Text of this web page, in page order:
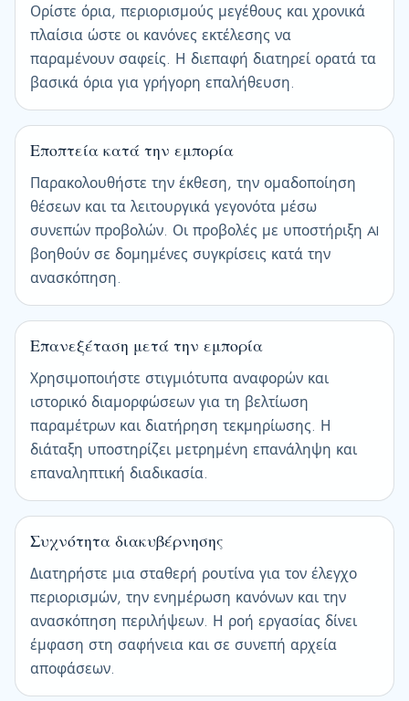
Ορίστε όρια, περιορισμούς μεγέθους και χρονικά
πλαίσια ώστε οι κανόνες εκτέλεσης να
παραμένουν σαφείς. Η διεπαφή διατηρεί ορατά τα
βασικά όρια για γρήγορη επαλήθευση.
Εποπτεία κατά την εμπορία
Παρακολουθήστε την έκθεση, την ομαδοποίηση
θέσεων και τα λειτουργικά γεγονότα μέσω
συνεπών προβολών. Οι προβολές με υποστήριξη AI
βοηθούν σε δομημένες συγκρίσεις κατά την
ανασκόπηση.
Επανεξέταση μετά την εμπορία
Χρησιμοποιήστε στιγμιότυπα αναφορών και
ιστορικό διαμορφώσεων για τη βελτίωση
παραμέτρων και διατήρηση τεκμηρίωσης. Η
διάταξη υποστηρίζει μετρημένη επανάληψη και
επαναληπτική διαδικασία.
Συχνότητα διακυβέρνησης
Διατηρήστε μια σταθερή ρουτίνα για τον έλεγχο
περιορισμών, την ενημέρωση κανόνων και την
ανασκόπηση περιλήψεων. Η ροή εργασίας δίνει
έμφαση στη σαφήνεια και σε συνεπή αρχεία
αποφάσεων.